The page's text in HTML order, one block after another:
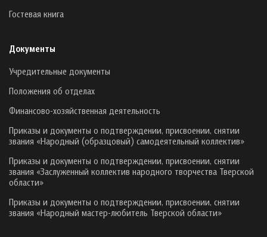
Гостевая книга
Документы
Учредительные документы
Положения об отделах
Финансово-хозяйственная деятельность
Приказы и документы о подтверждении, присвоении, снятии
звания «Народный (образцовый) самодеятельный коллектив»
Приказы и документы о подтверждении, присвоении, снятии
звания «Заслуженный коллектив народного творчества Тверской
области»
Приказы и документы о подтверждении, присвоении, снятии
звания «Народный мастер-любитель Тверской области»